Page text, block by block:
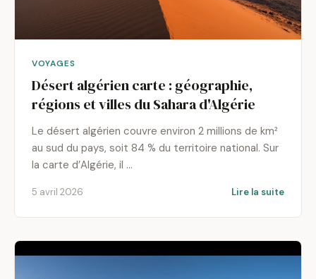
VOYAGES
Désert algérien carte : géographie,
régions et villes du Sahara d'Algérie
Le désert algérien couvre environ 2 millions de km²
au sud du pays, soit 84 % du territoire national. Sur
la carte d’Algérie, il …
5 avril 2026 Lire la suite